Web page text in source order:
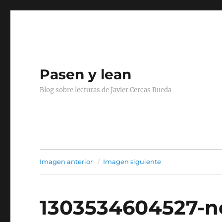
Pasen y lean
Blog sobre lecturas de Javier Cercas Rueda
Imagen anterior Imagen siguiente
1303534604527-